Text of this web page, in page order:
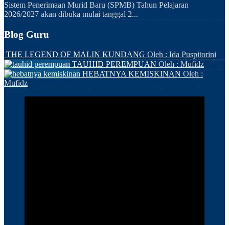
Sistem Penerimaan Murid Baru (SPMB) Tahun Pelajaran
2026/2027 akan dibuka mulai tanggal 2...
Blog Guru
THE LEGEND OF MALIN KUNDANG Oleh : Ida Puspitorini
TAUHID PEREMPUAN Oleh : Mufidz
HEBATNYA KEMISKINAN Oleh :
Mufidz